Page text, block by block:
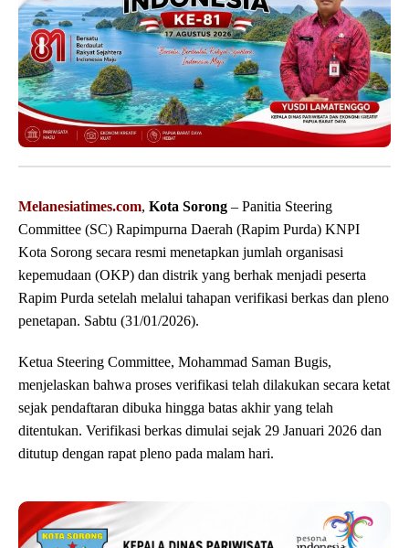
Melanesiatimes.com, Kota Sorong – Panitia Steering
Committee (SC) Rapimpurna Daerah (Rapim Purda) KNPI
Kota Sorong secara resmi menetapkan jumlah organisasi
kepemudaan (OKP) dan distrik yang berhak menjadi peserta
Rapim Purda setelah melalui tahapan verifikasi berkas dan pleno
penetapan. Sabtu (31/01/2026).
Ketua Steering Committee, Mohammad Saman Bugis,
menjelaskan bahwa proses verifikasi telah dilakukan secara ketat
sejak pendaftaran dibuka hingga batas akhir yang telah
ditentukan. Verifikasi berkas dimulai sejak 29 Januari 2026 dan
ditutup dengan rapat pleno pada malam hari.